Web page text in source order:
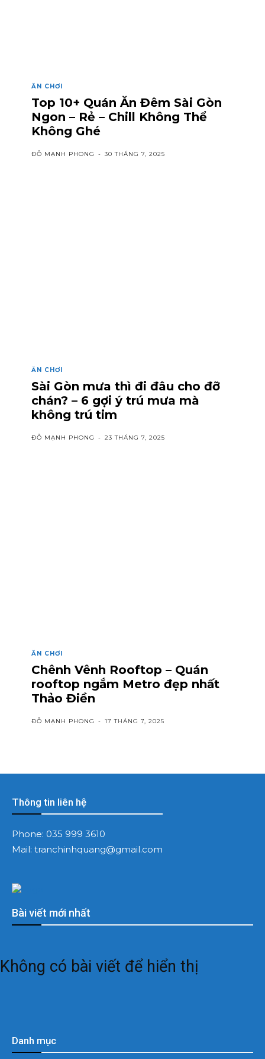
ĂN CHƠI
Top 10+ Quán Ăn Đêm Sài Gòn
Ngon – Rẻ – Chill Không Thể
Không Ghé
ĐỖ MẠNH PHONG - 30 THÁNG 7, 2025
ĂN CHƠI
Sài Gòn mưa thì đi đâu cho đỡ
chán? – 6 gợi ý trú mưa mà
không trú tim
ĐỖ MẠNH PHONG - 23 THÁNG 7, 2025
ĂN CHƠI
Chênh Vênh Rooftop – Quán
rooftop ngắm Metro đẹp nhất
Thảo Điền
ĐỖ MẠNH PHONG - 17 THÁNG 7, 2025
Bài viết mới nhất
Không có bài viết để hiển thị
Danh mục
Thông tin liên hệ
Phone: 035 999 3610
Mail: tranchinhquang@gmail.com